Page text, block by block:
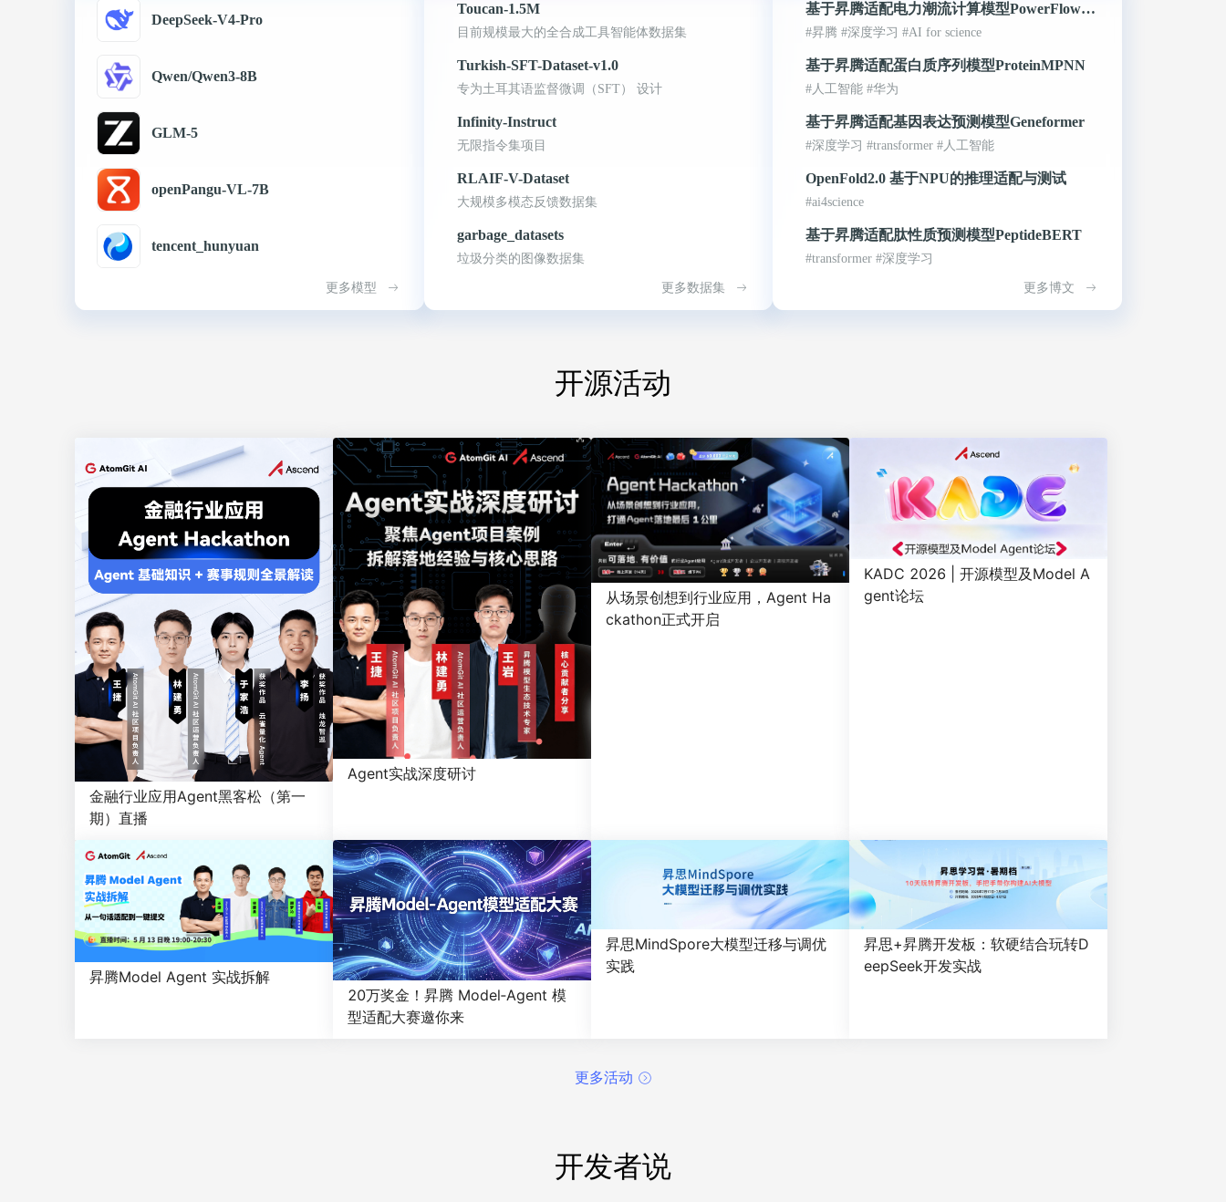
DeepSeek-V4-Pro
Qwen/Qwen3-8B
GLM-5
openPangu-VL-7B
tencent_hunyuan
更多模型
Toucan-1.5M
目前规模最大的全合成工具智能体数据集
Turkish-SFT-Dataset-v1.0
专为土耳其语监督微调（SFT） 设计
Infinity-Instruct
无限指令集项目
RLAIF-V-Dataset
大规模多模态反馈数据集
garbage_datasets
垃圾分类的图像数据集
更多数据集
基于昇腾适配电力潮流计算模型PowerFlowNe
t
#昇腾 #深度学习 #AI for science
基于昇腾适配蛋白质序列模型ProteinMPNN
#人工智能 #华为
基于昇腾适配基因表达预测模型Geneformer
#深度学习 #transformer #人工智能
OpenFold2.0 基于NPU的推理适配与测试
#ai4science
基于昇腾适配肽性质预测模型PeptideBERT
#transformer #深度学习
更多博文
开源活动
金融行业应用Agent黑客松（第一
期）直播
Agent实战深度研讨
从场景创想到行业应用，Agent Ha
ckathon正式开启
KADC 2026 | 开源模型及Model A
gent论坛
昇腾Model Agent 实战拆解
20万奖金！昇腾 Model‑Agent 模
型适配大赛邀你来
昇思MindSpore大模型迁移与调优
实践
昇思+昇腾开发板：软硬结合玩转D
eepSeek开发实战
更多活动
开发者说